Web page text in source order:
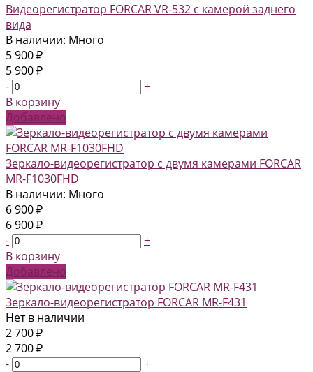
Видеорегистратор FORCAR VR-532 с камерой заднего
вида
В наличии: Много
5 900 ₽
5 900 ₽
-
+
В корзину
Добавлено
Зеркало-видеорегистратор с двумя камерами FORCAR
MR-F1030FHD
В наличии: Много
6 900 ₽
6 900 ₽
-
+
В корзину
Добавлено
Зеркало-видеорегистратор FORCAR MR-F431
Нет в наличии
2 700 ₽
2 700 ₽
-
+